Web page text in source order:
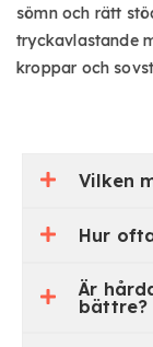
sömn och rätt
tryckavlastande
kroppar och
Vilken
Hur
Är
bättre?